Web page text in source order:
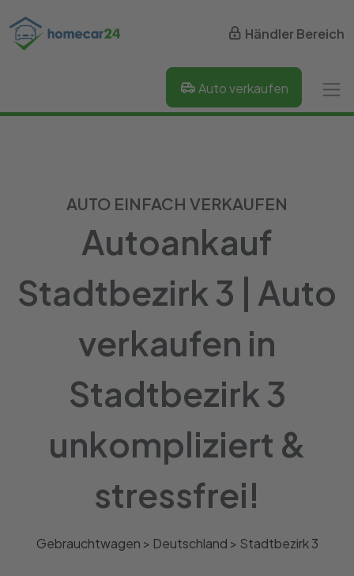
Händler Bereich
Auto verkaufen
AUTO EINFACH VERKAUFEN
Autoankauf
Stadtbezirk 3 | Auto
verkaufen in
Stadtbezirk 3
unkompliziert &
stressfrei!
Gebrauchtwagen > Deutschland > Stadtbezirk 3